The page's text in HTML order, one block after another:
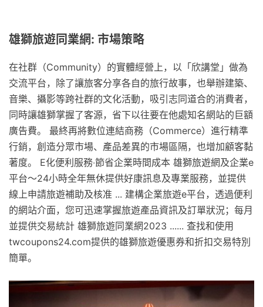
雄獅旅遊同業網: 市場策略
在社群（Community）的實體經營上，以「欣講堂」做為
交流平台，除了讓旅客分享各自的旅行故事，也舉辦建築、
音樂、攝影等跨社群的文化活動，吸引志同道合的消費者，
同時讓雄獅掌握了客源，省下以往要在他處知名網站的巨額
廣告費。 最終再將數位連結商務（Commerce）進行精準
行銷，創造分眾市場、產品差異的市場區隔，也增加顧客黏
著度。 E化便利服務‧節省企業時間成本 雄獅旅遊網及企業e
平台～24小時全年無休提供好康訊息及專業服務，並提供
線上申請旅遊補助及核准 ... 建構企業旅遊e平台，透過便利
的網站介面，您可迅速掌握旅遊產品資訊及訂單狀況；每月
並提供交易統計 雄獅旅遊同業網2023 ...... 查找和使用
twcoupons24.com提供的雄獅旅遊優惠券和折扣交易特別
簡單。